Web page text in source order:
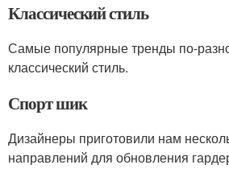
Классический стиль
Самые популярные тренды по-
классический стиль.
Спорт шик
Дизайнеры приготовили нам
направлений для обновления